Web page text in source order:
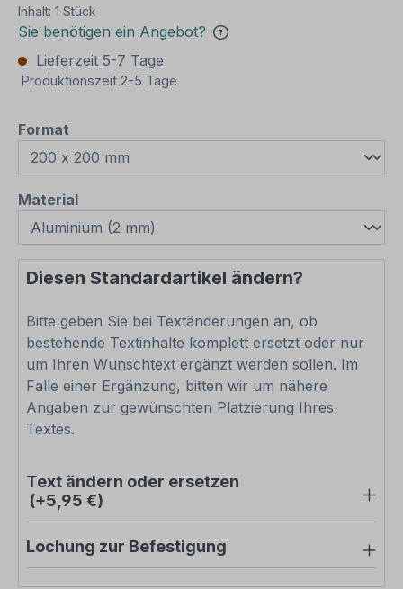
Inhalt: 1 Stück
Sie benötigen ein Angebot?
Lieferzeit 5-7 Tage
Produktionszeit 2-5 Tage
Format
Materialauswählen
Diesen Standardartikel ändern?
Bitte geben Sie bei Textänderungen an, ob
bestehende Textinhalte komplett ersetzt oder nur
um Ihren Wunschtext ergänzt werden sollen. Im
Falle einer Ergänzung, bitten wir um nähere
Angaben zur gewünschten Platzierung Ihres
Textes.
Text ändern oder ersetzen
(+5,95 €)
Lochung zur Befestigung